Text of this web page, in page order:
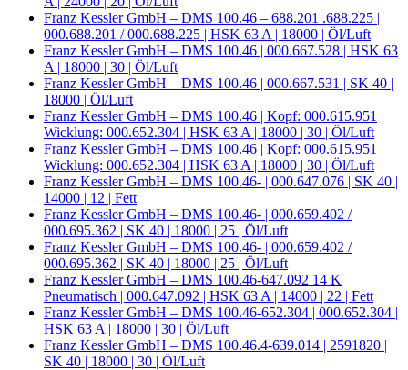
Franz Kessler GmbH – DMS 100.46 – 688.201 .688.225 |
000.688.201 / 000.688.225 | HSK 63 A | 18000 | Öl/Luft
Franz Kessler GmbH – DMS 100.46 | 000.667.528 | HSK 63
A | 18000 | 30 | Öl/Luft
Franz Kessler GmbH – DMS 100.46 | 000.667.531 | SK 40 |
18000 | Öl/Luft
Franz Kessler GmbH – DMS 100.46 | Kopf: 000.615.951
Wicklung: 000.652.304 | HSK 63 A | 18000 | 30 | Öl/Luft
Franz Kessler GmbH – DMS 100.46 | Kopf: 000.615.951
Wicklung: 000.652.304 | HSK 63 A | 18000 | 30 | Öl/Luft
Franz Kessler GmbH – DMS 100.46- | 000.647.076 | SK 40 |
14000 | 12 | Fett
Franz Kessler GmbH – DMS 100.46- | 000.659.402 /
000.695.362 | SK 40 | 18000 | 25 | Öl/Luft
Franz Kessler GmbH – DMS 100.46- | 000.659.402 /
000.695.362 | SK 40 | 18000 | 25 | Öl/Luft
Franz Kessler GmbH – DMS 100.46-647.092 14 K
Pneumatisch | 000.647.092 | HSK 63 A | 14000 | 22 | Fett
Franz Kessler GmbH – DMS 100.46-652.304 | 000.652.304 |
HSK 63 A | 18000 | 30 | Öl/Luft
Franz Kessler GmbH – DMS 100.46.4-639.014 | 2591820 |
SK 40 | 18000 | 30 | Öl/Luft